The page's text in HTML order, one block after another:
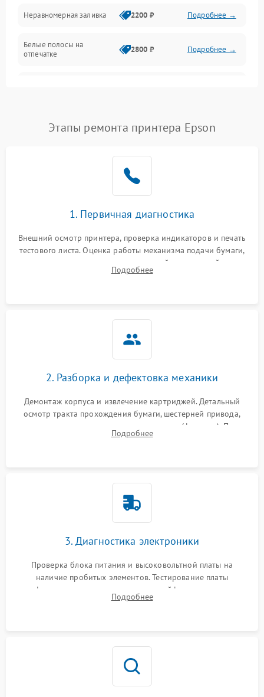
Режим работы
Питание и запуск
Неравномерная заливка 2200 ₽ Подробнее →
Белые полосы на
отпечатке
2800 ₽ Подробнее →
Этапы ремонта принтера Epson
1. Первичная диагностика
Внешний осмотр принтера, проверка индикаторов и печать
тестового листа. Оценка работы механизма подачи бумаги,
выявление посторонних шумов, замятий и первичный анализ
дефектов печати (полосы, фон, пробелы).
Подробнее
2. Разборка и дефектовка механики
Демонтаж корпуса и извлечение картриджей. Детальный
осмотр тракта прохождения бумаги, шестерней привода,
роликов захвата и узла термозакрепления (фьюзера). Поиск
физического износа и повреждений деталей.
Подробнее
3. Диагностика электроники
Проверка блока питания и высоковольтной платы на
наличие пробитых элементов. Тестирование платы
форматирования, целостности шлейфов, контактов
картриджа и оптопар (датчиков прохождения и наличия
Подробнее